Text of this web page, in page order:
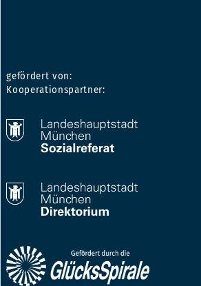
gefördert von:
Kooperationspartner: